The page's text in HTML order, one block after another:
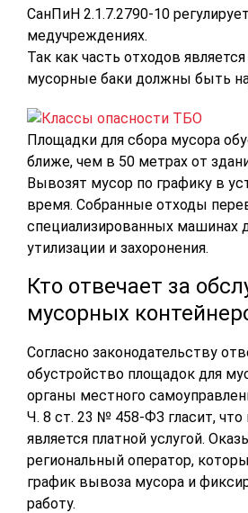
СанПиН 2.1.7.2790-10
медучреждениях.
Так как часть отходов
мусорные баки должны быть
Площадки для сбора мусора
ближе, чем в 50 метрах от
Вывозят мусор по графику в
время. Собранные отходы
специализированных машинах
утилизации и захоронения.
Кто отвечает за
мусорных
Согласно законодательству
обустройство площадок для
органы местного
Ч. 8 ст. 23 № 458-ФЗ гласит,
является платной услугой.
региональный оператор,
график вывоза мусора и
работу.